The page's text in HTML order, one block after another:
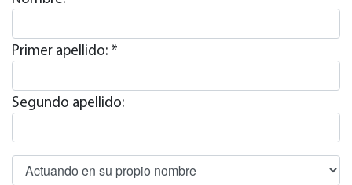
Primer apellido: *
Segundo apellido: